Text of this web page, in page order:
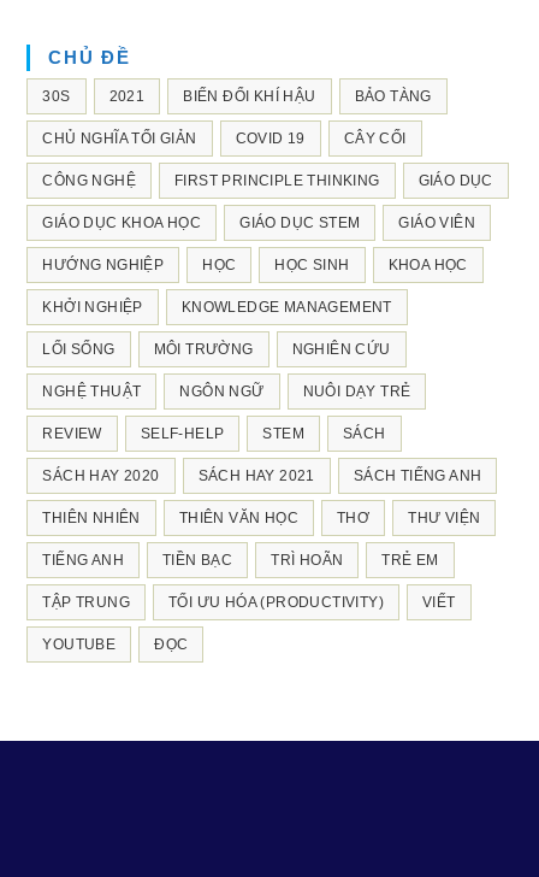
CHỦ ĐỀ
30S 2021 BIẾN ĐỔI KHÍ HẬU BẢO TÀNG
CHỦ NGHĨA TỐI GIẢN COVID 19 CÂY CỐI
CÔNG NGHỆ FIRST PRINCIPLE THINKING GIÁO DỤC
GIÁO DỤC KHOA HỌC GIÁO DỤC STEM GIÁO VIÊN
HƯỚNG NGHIỆP HỌC HỌC SINH KHOA HỌC
KHỞI NGHIỆP KNOWLEDGE MANAGEMENT
LỐI SỐNG MÔI TRƯỜNG NGHIÊN CỨU
NGHỆ THUẬT NGÔN NGỮ NUÔI DẠY TRẺ
REVIEW SELF-HELP STEM SÁCH
SÁCH HAY 2020 SÁCH HAY 2021 SÁCH TIẾNG ANH
THIÊN NHIÊN THIÊN VĂN HỌC THƠ THƯ VIỆN
TIẾNG ANH TIỀN BẠC TRÌ HOÃN TRẺ EM
TẬP TRUNG TỐI ƯU HÓA (PRODUCTIVITY) VIẾT
YOUTUBE ĐỌC